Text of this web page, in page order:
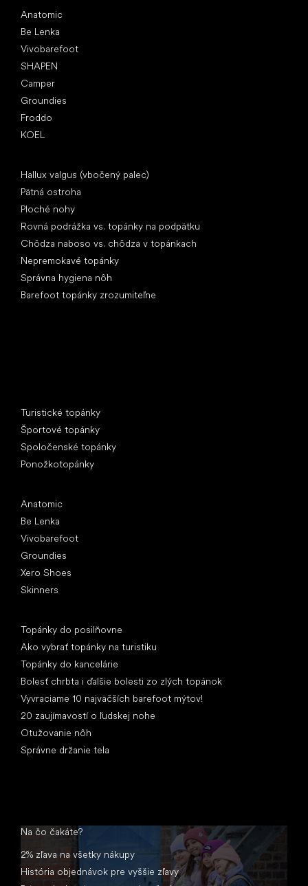
Anatomic
Be Lenka
Vivobarefoot
SHAPEN
Camper
Groundies
Froddo
KOEL
Hallux valgus (vbočený palec)
Pätná ostroha
Ploché nohy
Rovná podrážka vs. topánky na podpätku
Chôdza naboso vs. chôdza v topánkach
Nepremokavé topánky
Správna hygiena nôh
Barefoot topánky zrozumiteľne
Turistické topánky
Športové topánky
Spoločenské topánky
Ponožkotopánky
Anatomic
Be Lenka
Vivobarefoot
Groundies
Xero Shoes
Skinners
Topánky do posilňovne
Ako vybrať topánky na turistiku
Topánky do kancelárie
Bolesť chrbta i ďalšie bolesti zo zlých topánok
Vyvraciame 10 najväčších barefoot mýtov!
20 zaujímavostí o ľudskej nohe
Otužovanie nôh
Správne držanie tela
Na čo čakáte?
2% zľava na všetky nákupy
História objednávok pre vyššie zľavy